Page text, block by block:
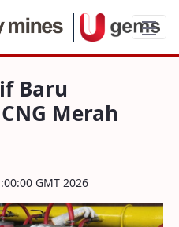
Pengganti LPG:
Baru
Merah
GMT 2026